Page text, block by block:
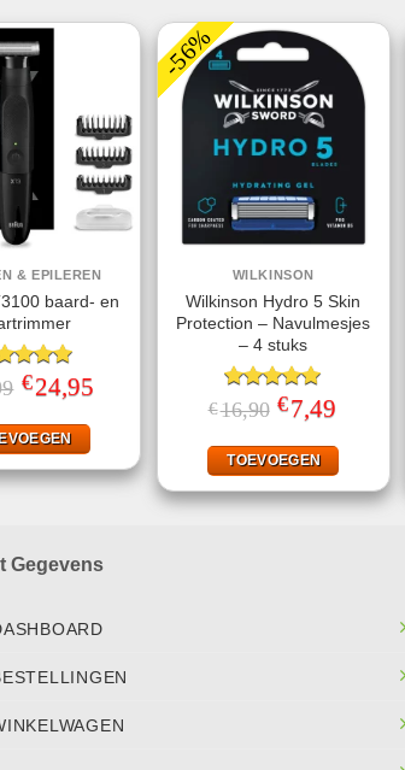
& EPILEREN
baard- en
uit 5
Oorspronkelijke
prijs
€67,99.
€24,95prijs
-56%
WILKINSON
Wilkinson Hydro 5 Skin
Protection – Navulmesjes
– 4 stuks
Gewaardeerd
5.00 uit 5
€16,90 Oorspronkelijke
prijs
€16,90.
€7,49
€7,49.
TOEVOEGEN
Gegevens